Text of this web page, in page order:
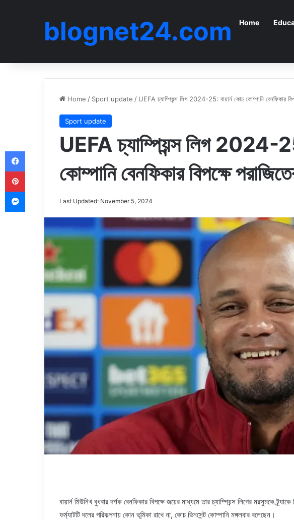
blognet24.com Home
Home / Sport update / UEFA চ্যাম্পিয়ন্স লিগ 2024-25: বায়ার্ন কোচ কোম্পানি বেনফিকার
Sport update
UEFA চ্যাম্পিয়ন্স লিগ 2024-
কোম্পানি বেনফিকার বিপক্ষে
Last Updated: November 5, 2024
বায়ার্ন মিউনিখ বুধবার দর্শক বেনফিকার বিপক্ষে জয়ের মাধ্যমে তার চ্যাম্পিয়ন্স লিগের মরসুমকে
ফর্ম্যাটটি দলের পরিকল্পনায় কোন ভূমিকা রাখে না, কোচ ভিনসেন্ট কোম্পানি মঙ্গলবার বলেছেন।
Facebook
Pinterest
Messenger